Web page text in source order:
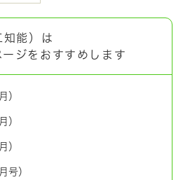
能）は
ージをおすすめします
）
）
）
号）